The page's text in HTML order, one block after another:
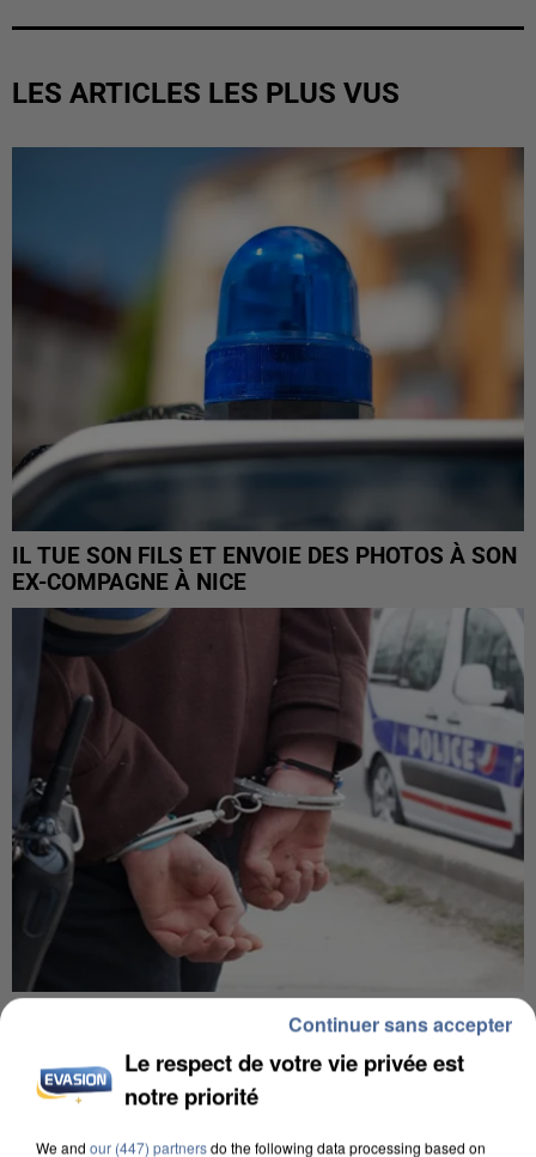
LES ARTICLES LES PLUS VUS
IL TUE SON FILS ET ENVOIE DES PHOTOS À SON
EX-COMPAGNE À NICE
L’UN DES FONDATEURS SUPPOSÉS DE LA DZ
Le respect de votre vie privée est
notre priorité
We and our (447) partnersdo the following data processing based on
Continuer sans accepter